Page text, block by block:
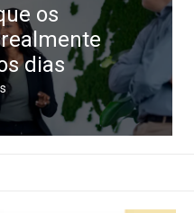
os
dias